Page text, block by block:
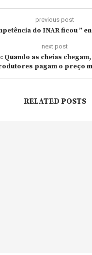
previous post
do INAR ficou ”
next post
Quando as cheias
pagam o preço
RELATED POSTS